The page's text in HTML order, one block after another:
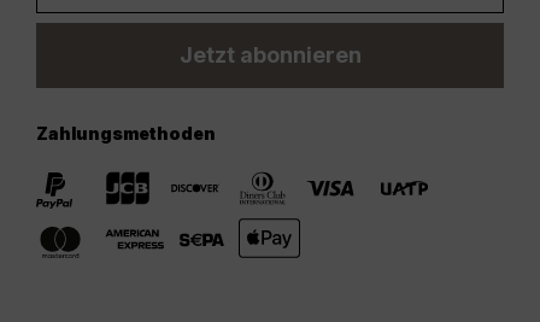
Jetzt abonnieren
Zahlungsmethoden